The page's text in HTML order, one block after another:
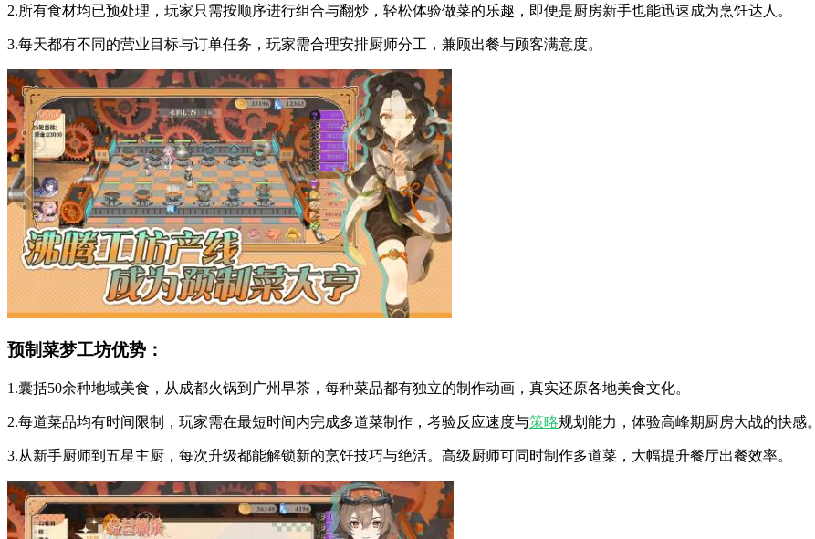
2.所有食材均已预处理，玩家只需按顺序进行组合与翻炒，轻松体验做菜的乐趣，即便是厨房新手也能迅速成为烹饪达人。
3.每天都有不同的营业目标与订单任务，玩家需合理安排厨师分工，兼顾出餐与顾客满意度。
预制菜梦工坊优势：
1.囊括50余种地域美食，从成都火锅到广州早茶，每种菜品都有独立的制作动画，真实还原各地美食文化。
2.每道菜品均有时间限制，玩家需在最短时间内完成多道菜制作，考验反应速度与策略规划能力，体验高峰期厨房大战的快感。
3.从新手厨师到五星主厨，每次升级都能解锁新的烹饪技巧与绝活。高级厨师可同时制作多道菜，大幅提升餐厅出餐效率。